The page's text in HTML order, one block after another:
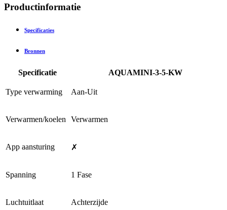
Productinformatie
Specificaties
Bronnen
Specificatie AQUAMINI-3-5-KW
Type verwarming Aan-Uit
Verwarmen/koelen Verwarmen
App aansturing ✗
Spanning 1 Fase
Luchtuitlaat Achterzijde